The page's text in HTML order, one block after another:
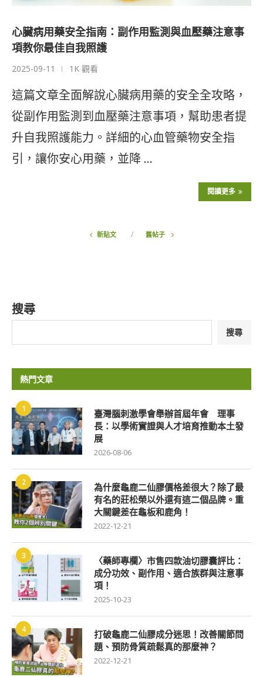
心臟病用藥安全指南：副作用監測與血壓藥注意事
項教你最佳自我照護
2025-09-11 1K 觀看
這篇文章全面解說心臟病用藥的安全全攻略，
從副作用監測到血壓藥注意事項，幫助患者提
升自我照護能力。詳細的心血管藥物安全指
引，讓你安心用藥，並降 …
閱讀更多
新貼文 舊帖子
搜尋
搜尋
熱門文章
1
臺灣腦刺激學會舉辦首屆年會 理事
長：以學術實證與人才培育推動本土發
展
2026-08-06
2
為什麼龜鹿二仙膠價格差很大？除了最
有名的莊松榮以外還有這二個品牌。重
大關鍵差在龜板和鹿角！
2022-12-21
3
〈藥師專欄〉市售四款油切膠囊評比：
成分功效、副作用、適合族群與注意事
項！
2025-10-23
4
打破龜鹿二仙膠成分迷思！改善關節問
題、預防骨質疏鬆真的那麼神？
2022-12-21